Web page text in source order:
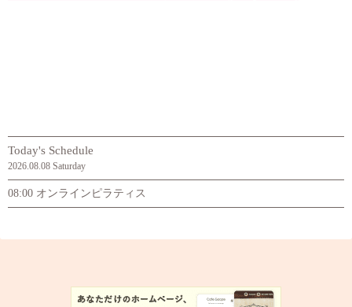
Today's Schedule
2026.08.08 Saturday
08:00 オンラインピラティス